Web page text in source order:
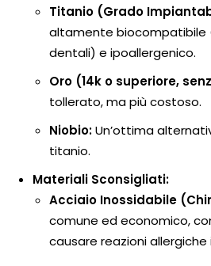
Titanio (Grado
altamente biocompatibile
dentali) e ipoallergenico.
Oro (14k o superiore,
tollerato, ma più costoso.
Niobio:Un’ottima
titanio.
Materiali Sconsigliati:
Acciaio Inossidabile
comune ed economico,
causare reazioni